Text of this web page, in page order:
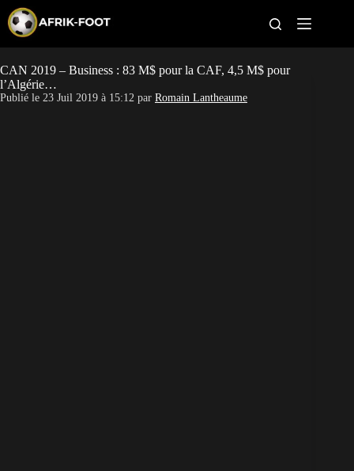
p
o
c
o
CAN féminine
CAN 2019 – Business : 83 M$ pour la CAF, 4,5 M$ pour
l’Algérie…
Publié le 23 Juil 2019 à 15:12 par Romain Lantheaume